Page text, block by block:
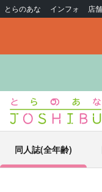
とらのあな インフォ 店舗
同人誌(全年齢)